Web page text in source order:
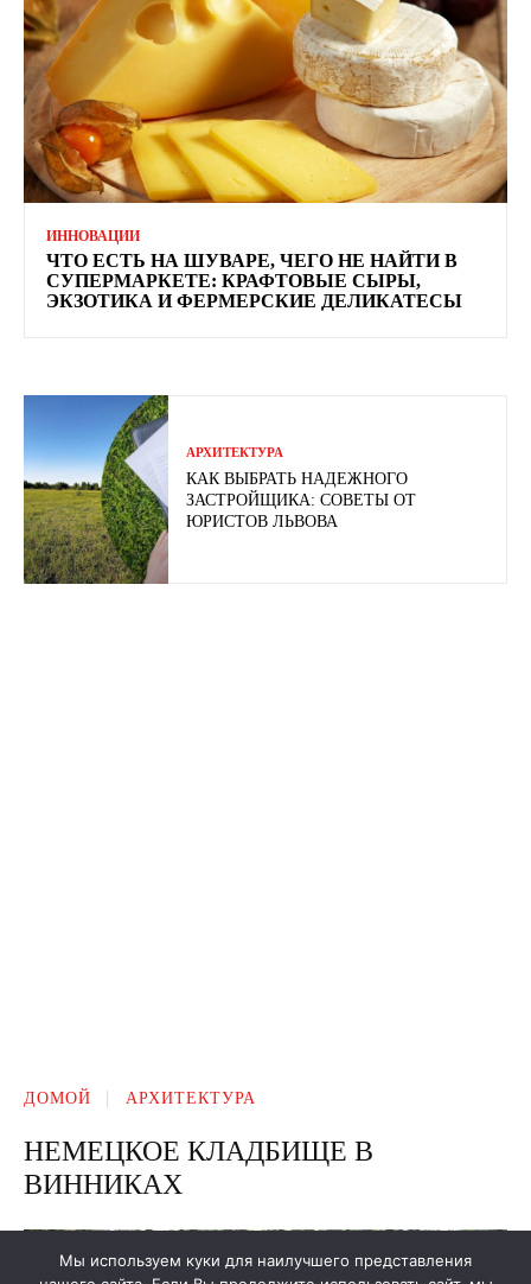
ИННОВАЦИИ
ЧТО ЕСТЬ НА ШУВАРЕ, ЧЕГО НЕ НАЙТИ В
СУПЕРМАРКЕТЕ: КРАФТОВЫЕ СЫРЫ,
ЭКЗОТИКА И ФЕРМЕРСКИЕ ДЕЛИКАТЕСЫ
АРХИТЕКТУРА
КАК ВЫБРАТЬ НАДЕЖНОГО
ЗАСТРОЙЩИКА: СОВЕТЫ ОТ
ЮРИСТОВ ЛЬВОВА
Мы используем куки для наилучшего представления